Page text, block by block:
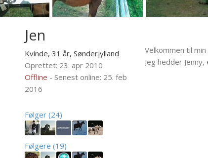
Jen
Kvinde, 31 år,Sønderjylland
Oprettet: 23. apr 2010
Offline - Senest online: 25. feb
2016
Følger (24)
Følgere (19)
Velkommen til
Jeg hedder